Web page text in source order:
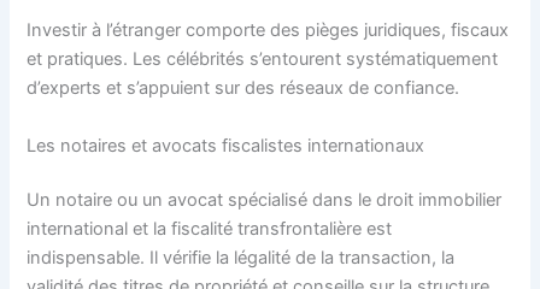
Investir à l’étranger comporte des pièges juridiques, fiscaux
et pratiques. Les célébrités s’entourent systématiquement
d’experts et s’appuient sur des réseaux de confiance.
Les notaires et avocats fiscalistes internationaux
Un notaire ou un avocat spécialisé dans le droit immobilier
international et la fiscalité transfrontalière est
indispensable. Il vérifie la légalité de la transaction, la